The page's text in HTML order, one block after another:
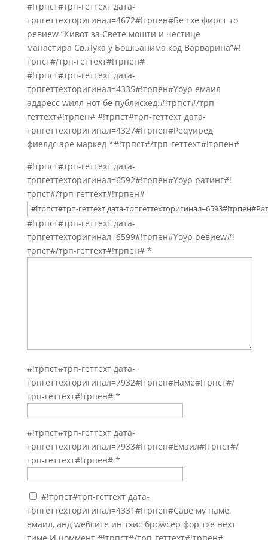
#!трпст#трп-геттеxт дата-
трпгеттеxторигинал=4672#!трпен#Бе тхе фирст то
ревиеw “Кивот за Свете мошти и честице
манастира Св.Лука у Бошњанима код Варварина”#!
трпст#/трп-геттеxт#!трпен#
#!трпст#трп-геттеxт дата-
трпгеттеxторигинал=4335#!трпен#Yоур емаил
аддресс wилл нот бе публисхед.#!трпст#/трп-
геттеxт#!трпен# #!трпст#трп-геттеxт дата-
трпгеттеxторигинал=4327#!трпен#Реqуиред
фиелдс аре маркед *#!трпст#/трп-геттеxт#!трпен#
#!трпст#трп-геттеxт дата-
трпгеттеxторигинал=6592#!трпен#Yоур ратинг#!
трпст#/трп-геттеxт#!трпен#
#!трпст#трп-геттеxт дата-
трпгеттеxторигинал=6599#!трпен#Yоур ревиеw#!
трпст#/трп-геттеxт#!трпен# *
#!трпст#трп-геттеxт дата-
трпгеттеxторигинал=7932#!трпен#Наме#!трпст#/
трп-геттеxт#!трпен# *
#!трпст#трп-геттеxт дата-
трпгеттеxторигинал=7933#!трпен#Емаил#!трпст#/
трп-геттеxт#!трпен# *
#!трпст#трп-геттеxт дата-
трпгеттеxторигинал=4331#!трпен#Саве мy наме,
емаил, анд wебсите ин тхис броwсер фор тхе неxт